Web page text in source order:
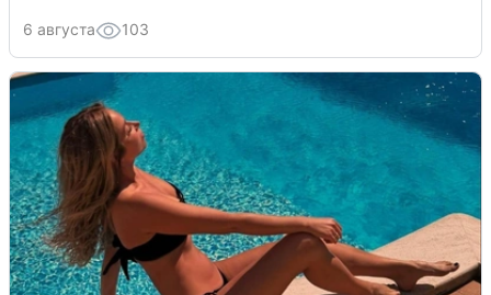
6 августа 103